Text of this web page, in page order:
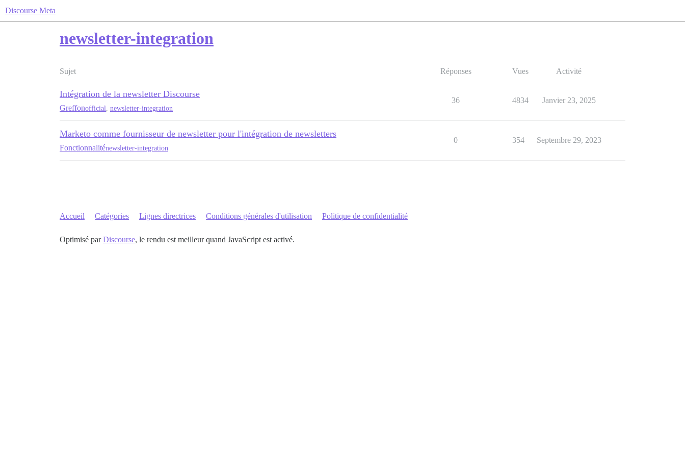
Discourse Meta
newsletter-integration
Sujet Réponses Vues Activité
Intégration de la newsletter Discourse
Greffonofficial newsletter-integration
36 4834 Janvier 23, 2025
Marketo comme fournisseur de newsletter pour l'intégration de newsletters
Fonctionnaliténewsletter-integration
0 354 Septembre 29, 2023
Accueil Catégories Lignes directrices Conditions générales d'utilisation Politique de confidentialité
Optimisé parDiscourse, le rendu est meilleur quand JavaScript est activé.